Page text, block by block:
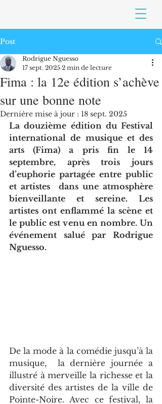
Post
Fima : la 12e édition s’achève
sur une bonne note
Rodrigue Nguesso
17 sept. 2025 2 min de lecture
Dernière mise à jour : 18 sept. 2025
La douzième édition du Festival
international de musique et des
arts (Fima) a pris fin le 14
septembre, après trois jours
d’euphorie partagée entre public
et artistes  dans une atmosphère
bienveillante et sereine. Les
artistes ont enflammé la scène et
le public est venu en nombre. Un
événement salué par Rodrigue
Nguesso.
De la mode à la comédie jusqu’à la
musique,  la dernière journée a
illustré à merveille la richesse et la
diversité des artistes de la ville de
Pointe-Noire. Avec ce festival, la